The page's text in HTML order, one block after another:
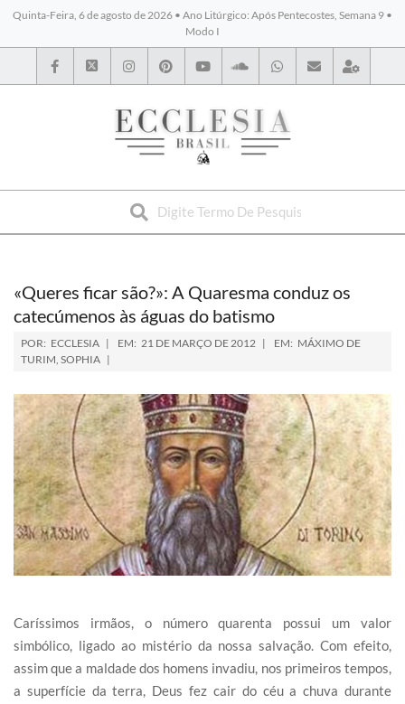
Quinta-Feira, 6 de agosto de 2026 • Ano Litúrgico: Após Pentecostes, Semana 9 •
Modo I
BYBLOS
«Queres ficar são?»: A Quaresma conduz os
catecúmenos às águas do batismo
POR: ECCLESIA EM: 21 DE MARÇO DE 2012 EM: MÁXIMO DE
TURIM, SOPHIA
Caríssimos irmãos, o número quarenta possui um valor
simbólico, ligado ao mistério da nossa salvação. Com efeito,
assim que a maldade dos homens invadiu, nos primeiros tempos,
a superfície da terra, Deus fez cair do céu a chuva durante